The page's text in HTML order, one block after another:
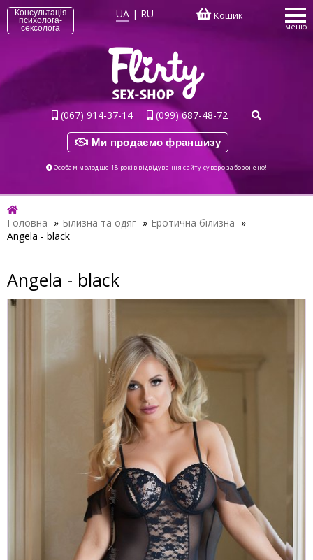
Консультація
психолога-
сексолога
UA | RU Кошик
меню
(067) 914-37-14 (099) 687-48-72
Ми продаємо франшизу
Особам молодше 18 років відвідування сайту суворо заборонено!
Головна » Білизна та одяг » Еротична білизна »
Angela - black
Angela - black